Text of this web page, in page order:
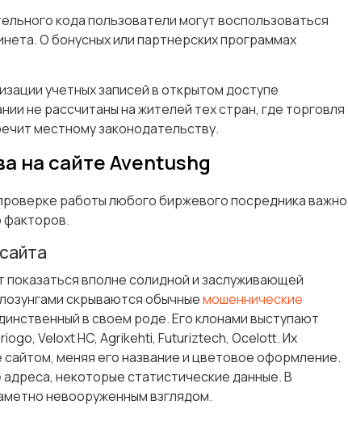
кода пользователи могут воспользоваться
О бонусных или партнерских программах
учетных записей в открытом доступе
не рассчитаны на жителей тех стран, где торговля
местному законодательству.
на сайте Aventushg
работы любого биржевого посредника важно
факторов.
вполне солидной и заслуживающей
скрываются обычныемошеннические
в своем роде. Его клонами выступают
Veloxt HC, Agrikehti, Futuriztech, Ocelott. Их
меняя его название и цветовое оформление.
некоторые статистические данные. В
невооруженным взглядом.